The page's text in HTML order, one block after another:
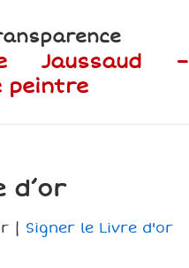
Jaussaud –
peintre
d’or
| Signer le Livre d'or